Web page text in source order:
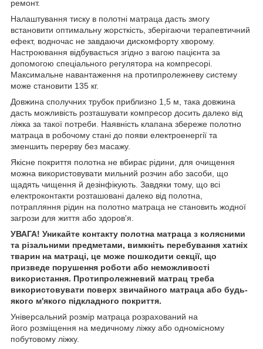
ремонт.
Налаштування тиску в полотні матраца дасть змогу
встановити оптимальну жорсткість, зберігаючи терапевтичний
ефект, водночас не завдаючи дискомфорту хворому.
Настроювання відбувається згідно з вагою пацієнта за
допомогою спеціального регулятора на компресорі.
Максимальне навантаження на протипролежневу систему
може становити 135 кг.
Довжина сполучних трубок приблизно 1,5 м, така довжина
дасть можливість розташувати компресор досить далеко від
ліжка за такої потреби. Наявність клапана збереже полотно
матраца в робочому стані до появи електроенергії та
зменшить перерву без масажу.
Якісне покриття полотна не вбирає рідини, для очищення
можна використовувати мильний розчин або засоби, що
щадять чищення й дезінфікують. Завдяки тому, що всі
електроконтакти розташовані далеко від полотна,
потрапляння рідин на полотно матраца не становить жодної
загрози для життя або здоров'я.
УВАГА! Уникайте контакту полотна матраца з колясними
та різальними предметами, вимкніть перебування хатніх
тварин на матраці, це може пошкодити секції, що
призведе порушення роботи або неможливості
використання. Протипролежневий матрац треба
використовувати поверх звичайного матраца або будь-
якого м'якого підкладного покриття.
Універсальний розмір матраца розрахований на
його розміщення на медичному ліжку або одномісному
побутовому ліжку.